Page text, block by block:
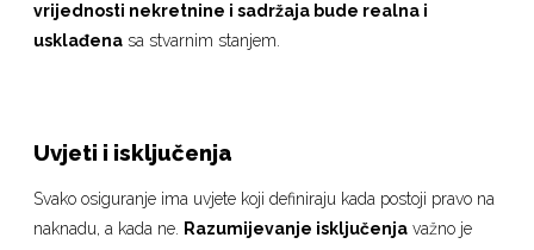
vrijednosti nekretnine i sadržaja bude realna i
usklađena sa stvarnim stanjem.
Uvjeti i isključenja
Svako osiguranje ima uvjete koji definiraju kada postoji pravo na
naknadu, a kada ne. Razumijevanje isključenja važno je